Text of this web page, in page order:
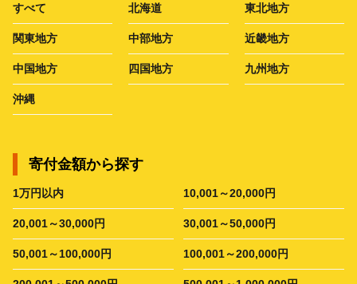
すべて 北海道 東北地方
関東地方 中部地方 近畿地方
中国地方 四国地方 九州地方
沖縄
寄付金額から探す
1万円以内 10,001～20,000円
20,001～30,000円 30,001～50,000円
50,001～100,000円 100,001～200,000円